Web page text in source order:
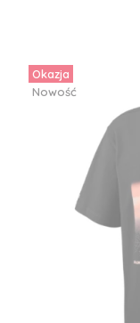
Okazja
Nowość